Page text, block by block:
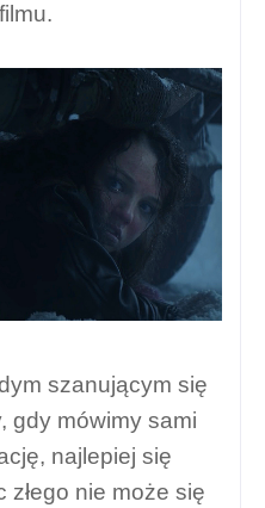
szanującym się
gdy mówimy sami
najlepiej się
złego nie może się